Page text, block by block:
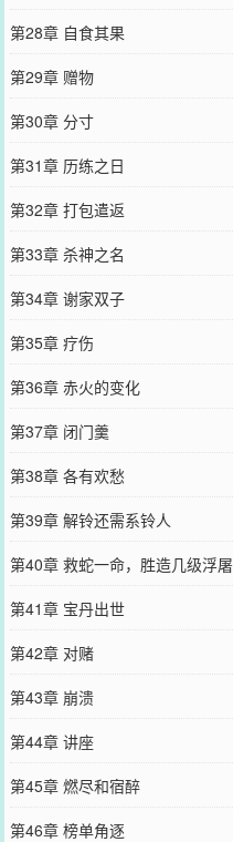
第28章 自食其果
第29章 赠物
第30章 分寸
第31章 历练之日
第32章 打包遣返
第33章 杀神之名
第34章 谢家双子
第35章 疗伤
第36章 赤火的变化
第37章 闭门羹
第38章 各有欢愁
第39章 解铃还需系铃人
第40章 救蛇一命，胜造几级浮屠
第41章 宝丹出世
第42章 对赌
第43章 崩溃
第44章 讲座
第45章 燃尽和宿醉
第46章 榜单角逐